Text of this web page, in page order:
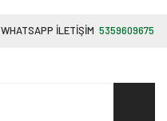
WHATSAPP İLETİŞİM 5359609675